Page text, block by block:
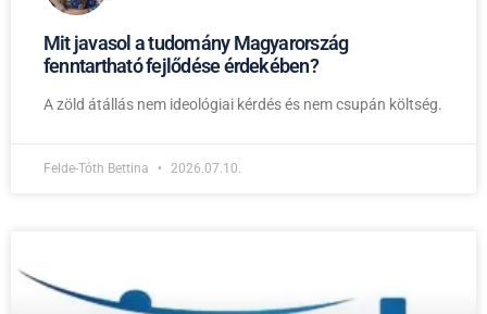
Mit javasol a tudomány Magyarország
fenntartható fejlődése érdekében?
A zöld átállás nem ideológiai kérdés és nem csupán költség.
Felde-Tóth Bettina 2026.07.10.